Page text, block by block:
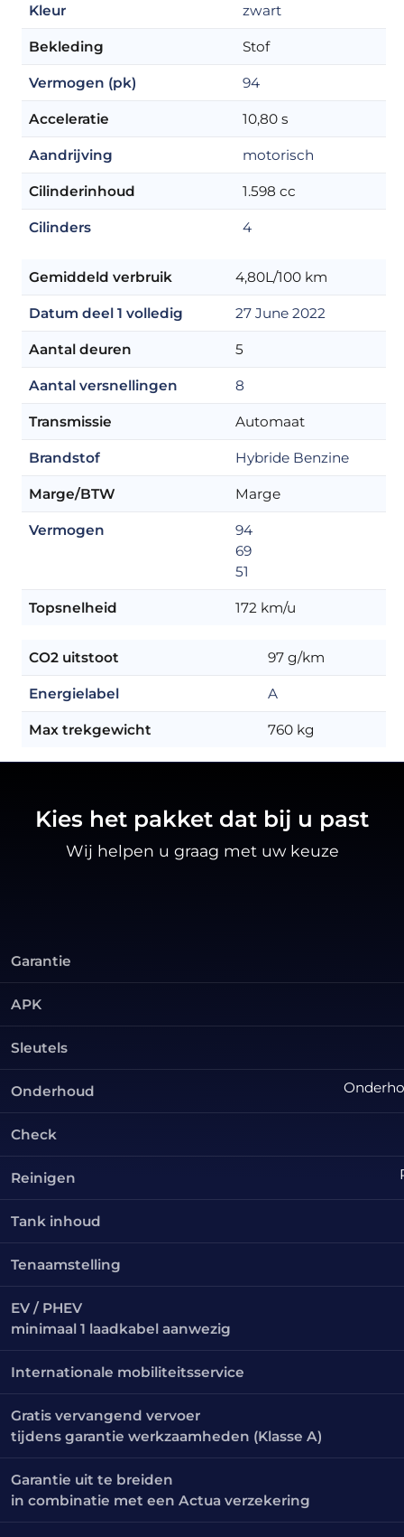
Kleur zwart
Bekleding Stof
Vermogen (pk) 94
Acceleratie 10,80 s
Aandrijving motorisch
Cilinderinhoud 1.598 cc
Cilinders 4
Gemiddeld verbruik 4,80L/100 km
Datum deel 1 volledig 27 June 2022
Aantal deuren 5
Aantal versnellingen 8
Transmissie Automaat
Brandstof Hybride Benzine
Marge/BTW Marge
Vermogen
94
69
51
Topsnelheid 172 km/u
CO2 uitstoot 97 g/km
Energielabel A
Max trekgewicht 760 kg
Kies het pakket dat bij u past
Wij helpen u graag met uw keuze
Garantie
APK
Sleutels
Onderhoud
Check
Reinigen
Tank inhoud
Tenaamstelling
EV / PHEV
minimaal 1 laadkabel aanwezig
Internationale mobiliteitsservice
Gratis vervangend vervoer
tijdens garantie werkzaamheden (Klasse A)
Garantie uit te breiden
in combinatie met een Actua verzekering